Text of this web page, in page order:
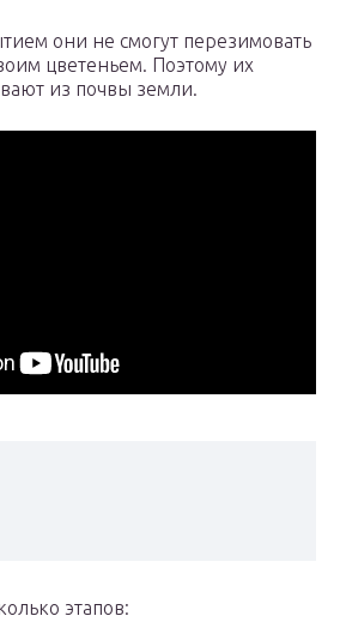
они не смогут перезимовать
цветеньем. Поэтому их
из почвы земли.
этапов: